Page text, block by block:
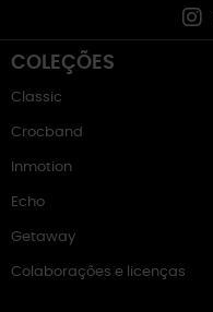
COLEÇÕES
Classic
Crocband
Inmotion
Echo
Getaway
Colaborações e licenças